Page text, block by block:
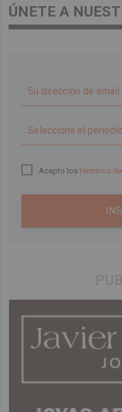
ÚNETE A
Acepto lostérminos